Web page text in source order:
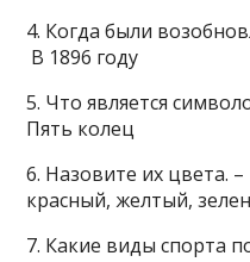
4. Когда были
В 1896 году
5. Что является
Пять колец
6. Назовите их
красный, желтый,
7. Какие виды спорта